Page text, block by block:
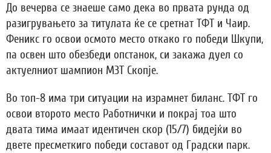
До вечерва се знаеше само дека во првата рунда од
разигрувањето за титулата ќе се сретнат ТФТ и Чаир.
Феникс го освои осмото место откако го победи Шкупи,
па освен што обезбеди опстанок, си закажа дуел со
актуелниот шампион МЗТ Скопје.
Во топ-8 има три ситуации на израмнет биланс. ТФТ го
освои второто место Работнички и покрај тоа што
двата тима имаат идентичен скор (15/7) бидејќи во
двете пресметкиго победи составот од Градски парк.